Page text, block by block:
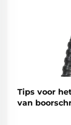
Tips voor
van